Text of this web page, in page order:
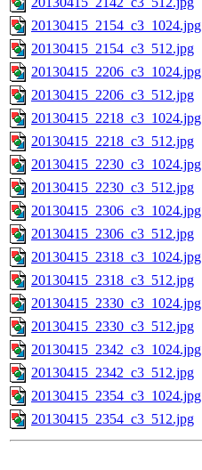
20130415_2154_c3_1024.jpg
20130415_2154_c3_512.jpg
20130415_2206_c3_1024.jpg
20130415_2206_c3_512.jpg
20130415_2218_c3_1024.jpg
20130415_2218_c3_512.jpg
20130415_2230_c3_1024.jpg
20130415_2230_c3_512.jpg
20130415_2306_c3_1024.jpg
20130415_2306_c3_512.jpg
20130415_2318_c3_1024.jpg
20130415_2318_c3_512.jpg
20130415_2330_c3_1024.jpg
20130415_2330_c3_512.jpg
20130415_2342_c3_1024.jpg
20130415_2342_c3_512.jpg
20130415_2354_c3_1024.jpg
20130415_2354_c3_512.jpg